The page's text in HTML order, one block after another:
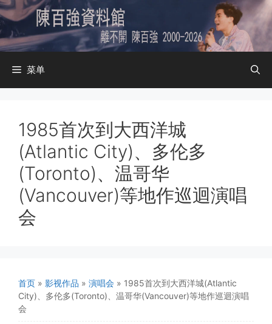
跳
至
内
容
菜单
1985首次到大西洋城
(Atlantic City)、多伦多
(Toronto)、温哥华
(Vancouver)等地作巡迴演唱
会
首页 » 影视作品 » 演唱会 » 1985首次到大西洋城(Atlantic
City)、多伦多(Toronto)、温哥华(Vancouver)等地作巡迴演唱
会